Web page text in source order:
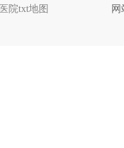
医院txt地图